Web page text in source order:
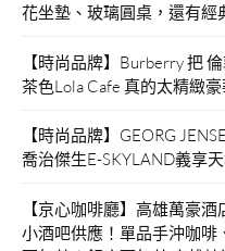
花坐墊、玻璃圓桌，還有經
【時尚品牌】Burberry 把
茶色Lola Cafe 真的太精緻豪
【時尚品牌】GEORG
喬治傑生E-SKYLAND義享
【京心咖啡廳】高雄萬豪
小酒吧供應！單品手沖咖